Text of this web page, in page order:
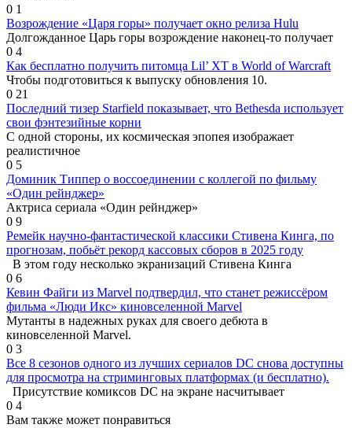
0 1
Возрождение «Царя горы» получает окно релиза Hulu
Долгожданное Царь горы возрождение наконец-то получает
0 4
Как бесплатно получить питомца Lil’ XT в World of Warcraft
Чтобы подготовиться к выпуску обновления 10.
0 21
Последний тизер Starfield показывает, что Bethesda использует
свои фэнтезийные корни
С одной стороны, их космическая эпопея изображает
реалистичное
0 5
Доминик Типпер о воссоединении с коллегой по фильму
«Один рейнджер»
Актриса сериала «Один рейнджер»
0 9
Ремейк научно-фантастической классики Стивена Кинга, по
прогнозам, побьёт рекорд кассовых сборов в 2025 году
В этом году несколько экранизаций Стивена Кинга
0 6
Кевин Файги из Marvel подтвердил, что станет режиссёром
фильма «Люди Икс» киновселенной Marvel
Мутанты в надежных руках для своего дебюта в
киновселенной Marvel.
0 3
Все 8 сезонов одного из лучших сериалов DC снова доступны
для просмотра на стриминговых платформах (и бесплатно).
Присутствие комиксов DC на экране насчитывает
0 4
Вам также может понравиться